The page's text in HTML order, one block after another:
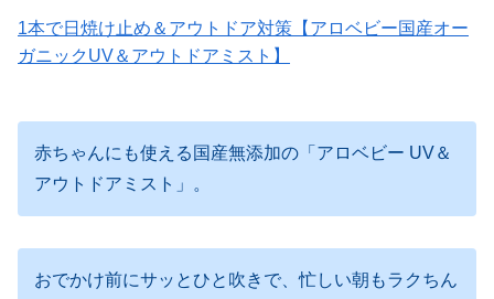
1本で日焼け止め＆アウトドア対策【アロベビー国産オー
ガニックUV＆アウトドアミスト】
赤ちゃんにも使える国産無添加の「アロベビー UV＆
アウトドアミスト」。
おでかけ前にサッとひと吹きで、忙しい朝もラクちん